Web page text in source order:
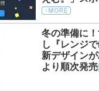
冬の準備に
し『レンジ
新デザイン
より順次発売